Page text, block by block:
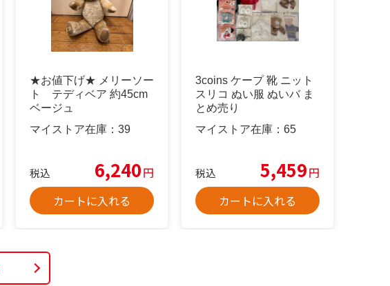
★お値下げ★ メリーソー
ト テディベア 約45cm
ベージュ
マイストア在庫： 39
税込 6,240円
カートに入れる
3coins ケープ 靴 ニット
スリコ ぬい服 ぬいバ ま
とめ売り
マイストア在庫： 65
税込 5,459円
カートに入れる